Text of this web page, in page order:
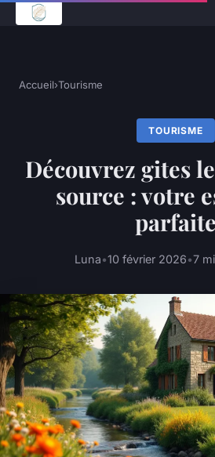
Accueil›Tourisme
TOURISME
Découvrez gites
source : votre
parfaite
Luna•10 février 2026•7